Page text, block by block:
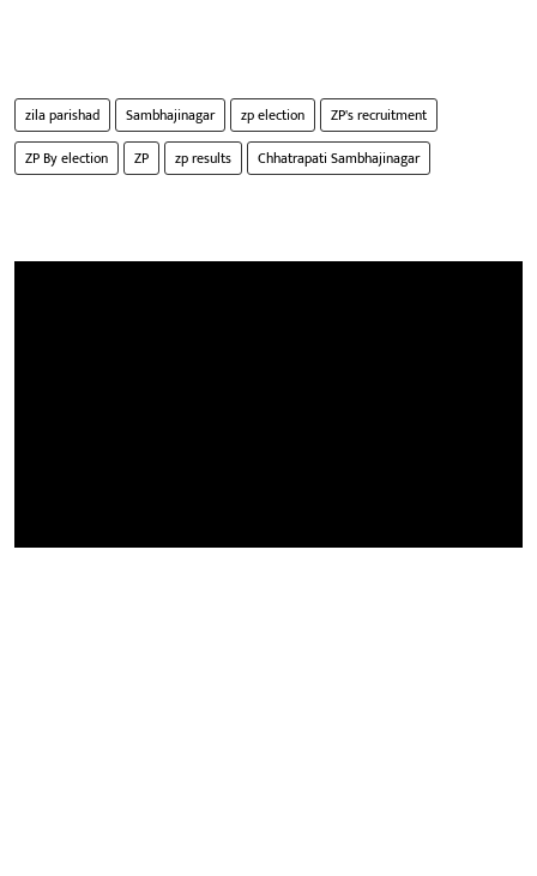
zila parishad Sambhajinagar zp election
ZP's recruitment
ZP By election
ZP zp results Chhatrapati Sambhajinagar